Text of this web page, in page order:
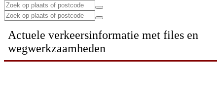
Actuele verkeersinformatie met files en
wegwerkzaamheden